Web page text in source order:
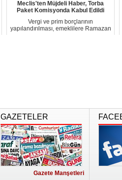
Meclis'ten Müjdeli Haber, Torba
Paket Komisyonda Kabul Edildi
Vergi ve prim borçlarının
yapılandırılması, emeklilere Ramazan
GAZETELER
Gazete Manşetleri